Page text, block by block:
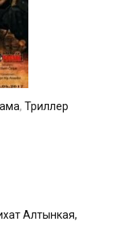
, Триллер
Алтынкая,